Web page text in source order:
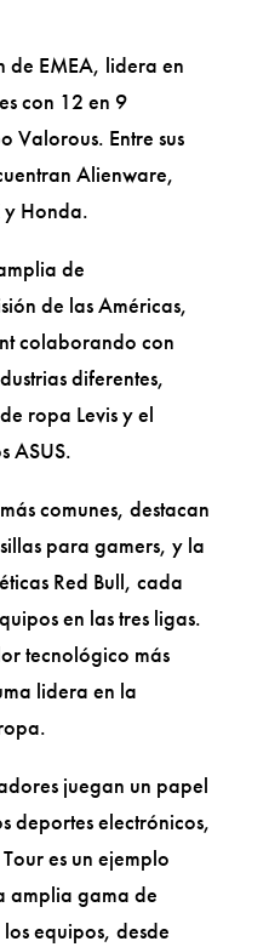
de EMEA, lidera en
con 12 en 9
Valorous. Entre sus
Alienware,
y Honda.
de
de las Américas,
colaborando con
diferentes,
ropa Levis y el
ASUS.
comunes, destacan
para gamers, y la
Red Bull, cada
en las tres ligas.
tecnológico más
lidera en la
juegan un papel
deportes electrónicos,
es un ejemplo
amplia gama de
equipos, desde